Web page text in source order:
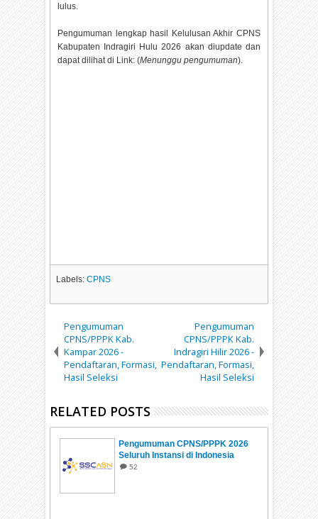
lulus.
Pengumuman lengkap hasil Kelulusan Akhir CPNS
Kabupaten Indragiri Hulu2026 akan diupdate dan
dapat dilihat di Link: (Menunggu pengumuman).
Labels:CPNS
Pengumuman
CPNS/PPPK Kab.
Kampar 2026 -
Pendaftaran, Formasi,
Hasil Seleksi
Pengumuman
CPNS/PPPK Kab.
Indragiri Hilir 2026 -
Pendaftaran, Formasi,
Hasil Seleksi
RELATED POSTS
Pengumuman CPNS/PPPK 2026
Seluruh Instansi di Indonesia
52